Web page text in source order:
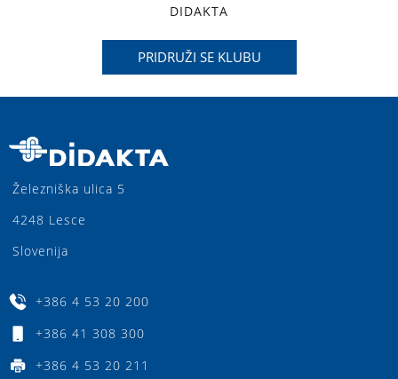
DIDAKTA
PRIDRUŽI SE KLUBU
Železniška ulica 5
4248 Lesce
Slovenija
+386 4 53 20 200
+386 41 308 300
+386 4 53 20 211